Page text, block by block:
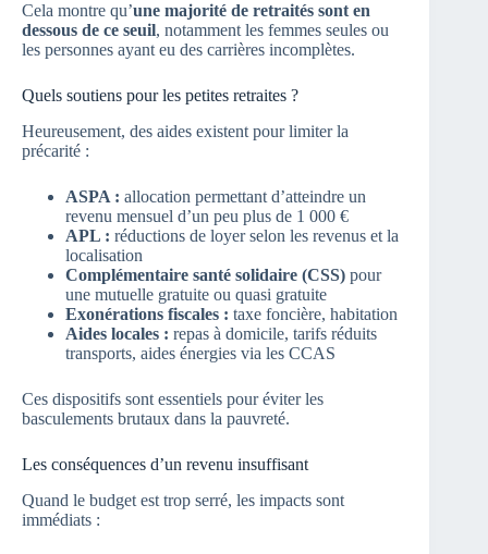
Cela montre qu’une majorité de retraités sont en
dessous de ce seuil, notamment les femmes seules ou
les personnes ayant eu des carrières incomplètes.
Quels soutiens pour les petites retraites ?
Heureusement, des aides existent pour limiter la
précarité :
ASPA : allocation permettant d’atteindre un
revenu mensuel d’un peu plus de 1 000 €
APL : réductions de loyer selon les revenus et la
localisation
Complémentaire santé solidaire (CSS) pour
une mutuelle gratuite ou quasi gratuite
Exonérations fiscales : taxe foncière, habitation
Aides locales : repas à domicile, tarifs réduits
transports, aides énergies via les CCAS
Ces dispositifs sont essentiels pour éviter les
basculements brutaux dans la pauvreté.
Les conséquences d’un revenu insuffisant
Quand le budget est trop serré, les impacts sont
immédiats :